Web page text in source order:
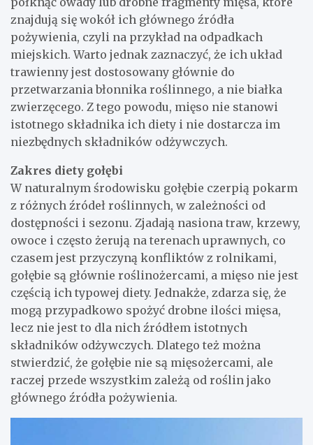
znajdują się wokół ich głównego źródła
pożywienia, czyli na przykład na odpadkach
miejskich. Warto jednak zaznaczyć, że ich układ
trawienny jest dostosowany głównie do
przetwarzania błonnika roślinnego, a nie białka
zwierzęcego. Z tego powodu, mięso nie stanowi
istotnego składnika ich diety i nie dostarcza im
niezbędnych składników odżywczych.
Zakres diety gołębi
W naturalnym środowisku gołębie czerpią pokarm
z różnych źródeł roślinnych, w zależności od
dostępności i sezonu. Zjadają nasiona traw, krzewy,
owoce i często żerują na terenach uprawnych, co
czasem jest przyczyną konfliktów z rolnikami,
gołębie są głównie roślinożercami, a mięso nie jest
częścią ich typowej diety. Jednakże, zdarza się, że
mogą przypadkowo spożyć drobne ilości mięsa,
lecz nie jest to dla nich źródłem istotnych
składników odżywczych. Dlatego też można
stwierdzić, że gołębie nie są mięsożercami, ale
raczej przede wszystkim zależą od roślin jako
głównego źródła pożywienia.